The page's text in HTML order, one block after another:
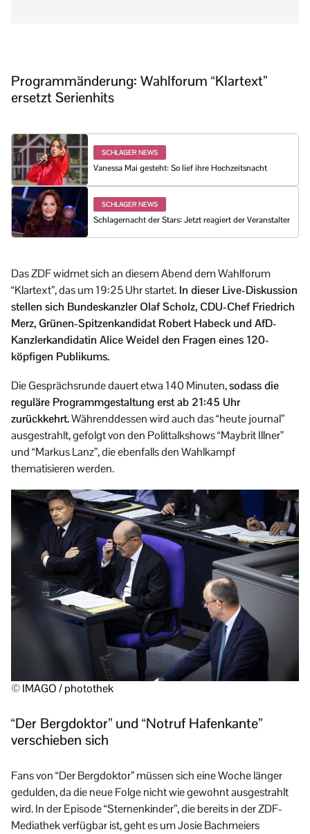
Programmänderung: Wahlforum “Klartext”
ersetzt Serienhits
SCHLAGER NEWS
Vanessa Mai gesteht: So lief ihre Hochzeitsnacht
SCHLAGER NEWS
Schlagernacht der Stars: Jetzt reagiert der Veranstalter
Das ZDF widmet sich an diesem Abend dem Wahlforum
“Klartext”, das um 19:25 Uhr startet. In dieser Live-Diskussion
stellen sich Bundeskanzler Olaf Scholz, CDU-Chef Friedrich
Merz, Grünen-Spitzenkandidat Robert Habeck und AfD-
Kanzlerkandidatin Alice Weidel den Fragen eines 120-
köpfigen Publikums.
Die Gesprächsrunde dauert etwa 140 Minuten,sodass die
reguläre Programmgestaltung erst ab 21:45 Uhr
zurückkehrt.Währenddessen wird auch das “heute journal”
ausgestrahlt, gefolgt von den Polittalkshows “Maybrit Illner”
und “Markus Lanz”, die ebenfalls den Wahlkampf
thematisieren werden.
© IMAGO / photothek
“Der Bergdoktor” und “Notruf Hafenkante”
verschieben sich
Fans von “Der Bergdoktor” müssen sich eine Woche länger
gedulden, da die neue Folge nicht wie gewohnt ausgestrahlt
wird. In der Episode “Sternenkinder”, die bereits in der ZDF-
Mediathek verfügbar ist, geht es um Josie Bachmeiers